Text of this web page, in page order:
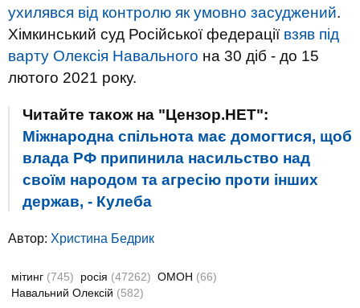
ухилявся від контролю як умовно засуджений.
Хімкинський суд Російської федерації взяв під
варту Олексія Навального на 30 діб - до 15
лютого 2021 року.
Читайте також на "Цензор.НЕТ":
Міжнародна спільнота має домогтися, щоб
влада РФ припинила насильство над
своїм народом та агресію проти інших
держав, - Кулеба
Автор: Христина Бедрик
мітинг (745) росія (47262) ОМОН (66)
Навальний Олексій (582)